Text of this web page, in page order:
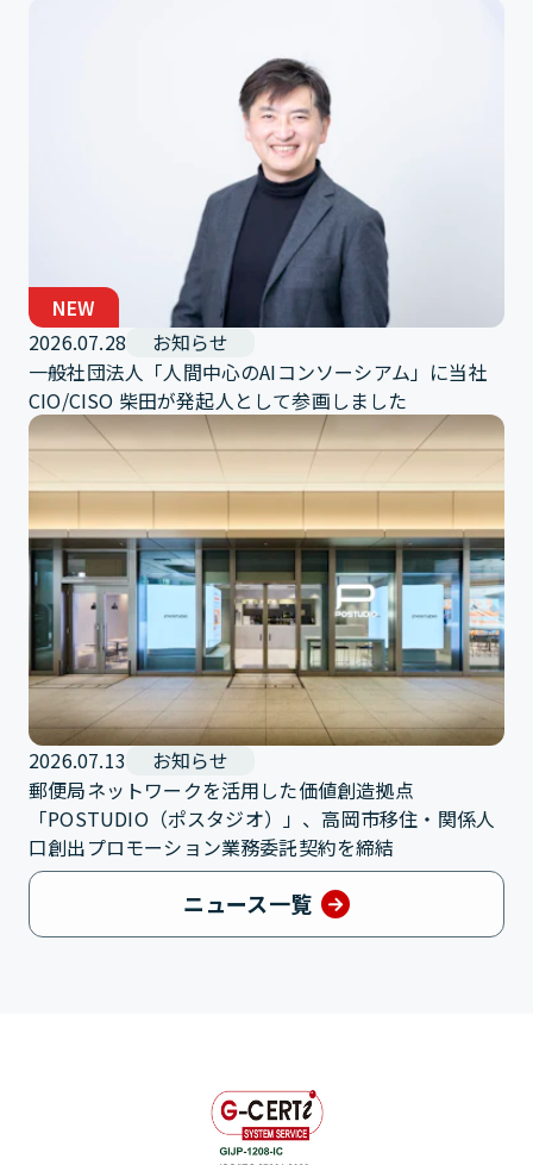
NEW
2026.07.28
お知らせ
一般社団法人「人間中心のAIコンソーシアム」に当社
CIO/CISO 柴田が発起人として参画しました
2026.07.13
お知らせ
郵便局ネットワークを活用した価値創造拠点
「POSTUDIO（ポスタジオ）」、高岡市移住・関係人
口創出プロモーション業務委託契約を締結
ニュース一覧